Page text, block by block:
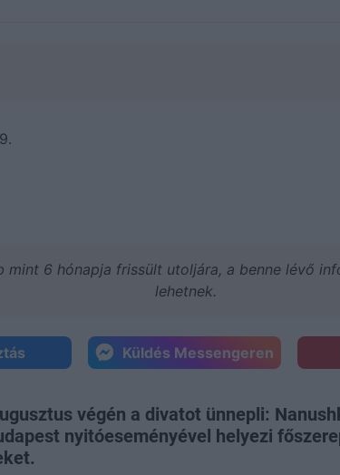
mint 6 hónapja frissült utoljára, a benne lévő
lehetnek.
Küldés Messengeren
végén a divatot ünnepli:
nyitóeseményével helyezi